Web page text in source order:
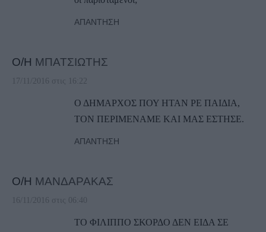
ΑΠΆΝΤΗΣΗ
Ο/Η ΜΠΑΤΣΙΩΤΗΣ
17/11/2016 στις 16:22
Ο ΔΗΜΑΡΧΟΣ ΠΟΥ ΗΤΑΝ ΡΕ ΠΑΙΔΙΑ,
ΤΟΝ ΠΕΡΙΜΕΝΑΜΕ ΚΑΙ ΜΑΣ ΕΣΤΗΣΕ.
ΑΠΆΝΤΗΣΗ
Ο/Η ΜΑΝΔΑΡΑΚΑΣ
16/11/2016 στις 06:40
ΤΟ ΦΙΛΙΠΠΟ ΣΚΟΡΔΟ ΔΕΝ ΕΙΔΑ ΣΕ